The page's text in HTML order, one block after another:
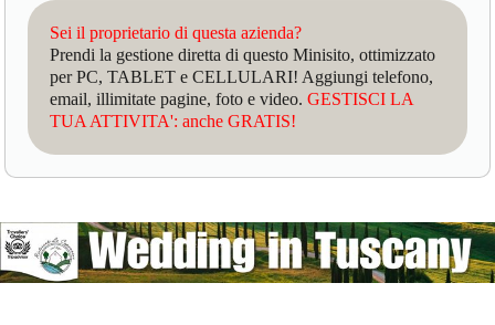
Sei il proprietario di questa azienda?
Prendi la gestione diretta di questo Minisito, ottimizzato
per PC, TABLET e CELLULARI! Aggiungi telefono,
email, illimitate pagine, foto e video.GESTISCI LA
TUA ATTIVITA': anche GRATIS!